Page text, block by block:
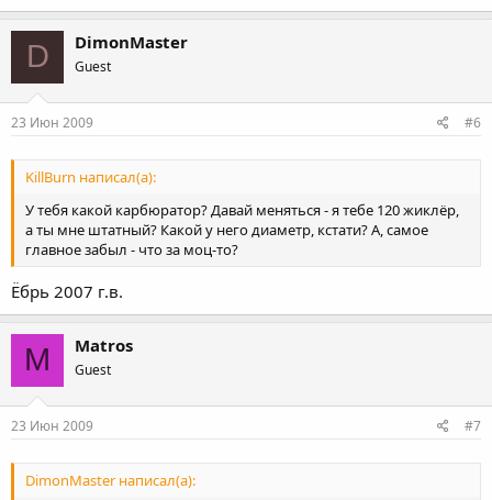
D DimonMaster
Guest
23 Июн 2009 #6
KillBurn написал(а):
У тебя какой карбюратор? Давай меняться - я тебе 120 жиклёр,
а ты мне штатный? Какой у него диаметр, кстати? А, самое
главное забыл - что за моц-то?
Ёбрь 2007 г.в.
M Matros
Guest
23 Июн 2009 #7
DimonMaster написал(а):